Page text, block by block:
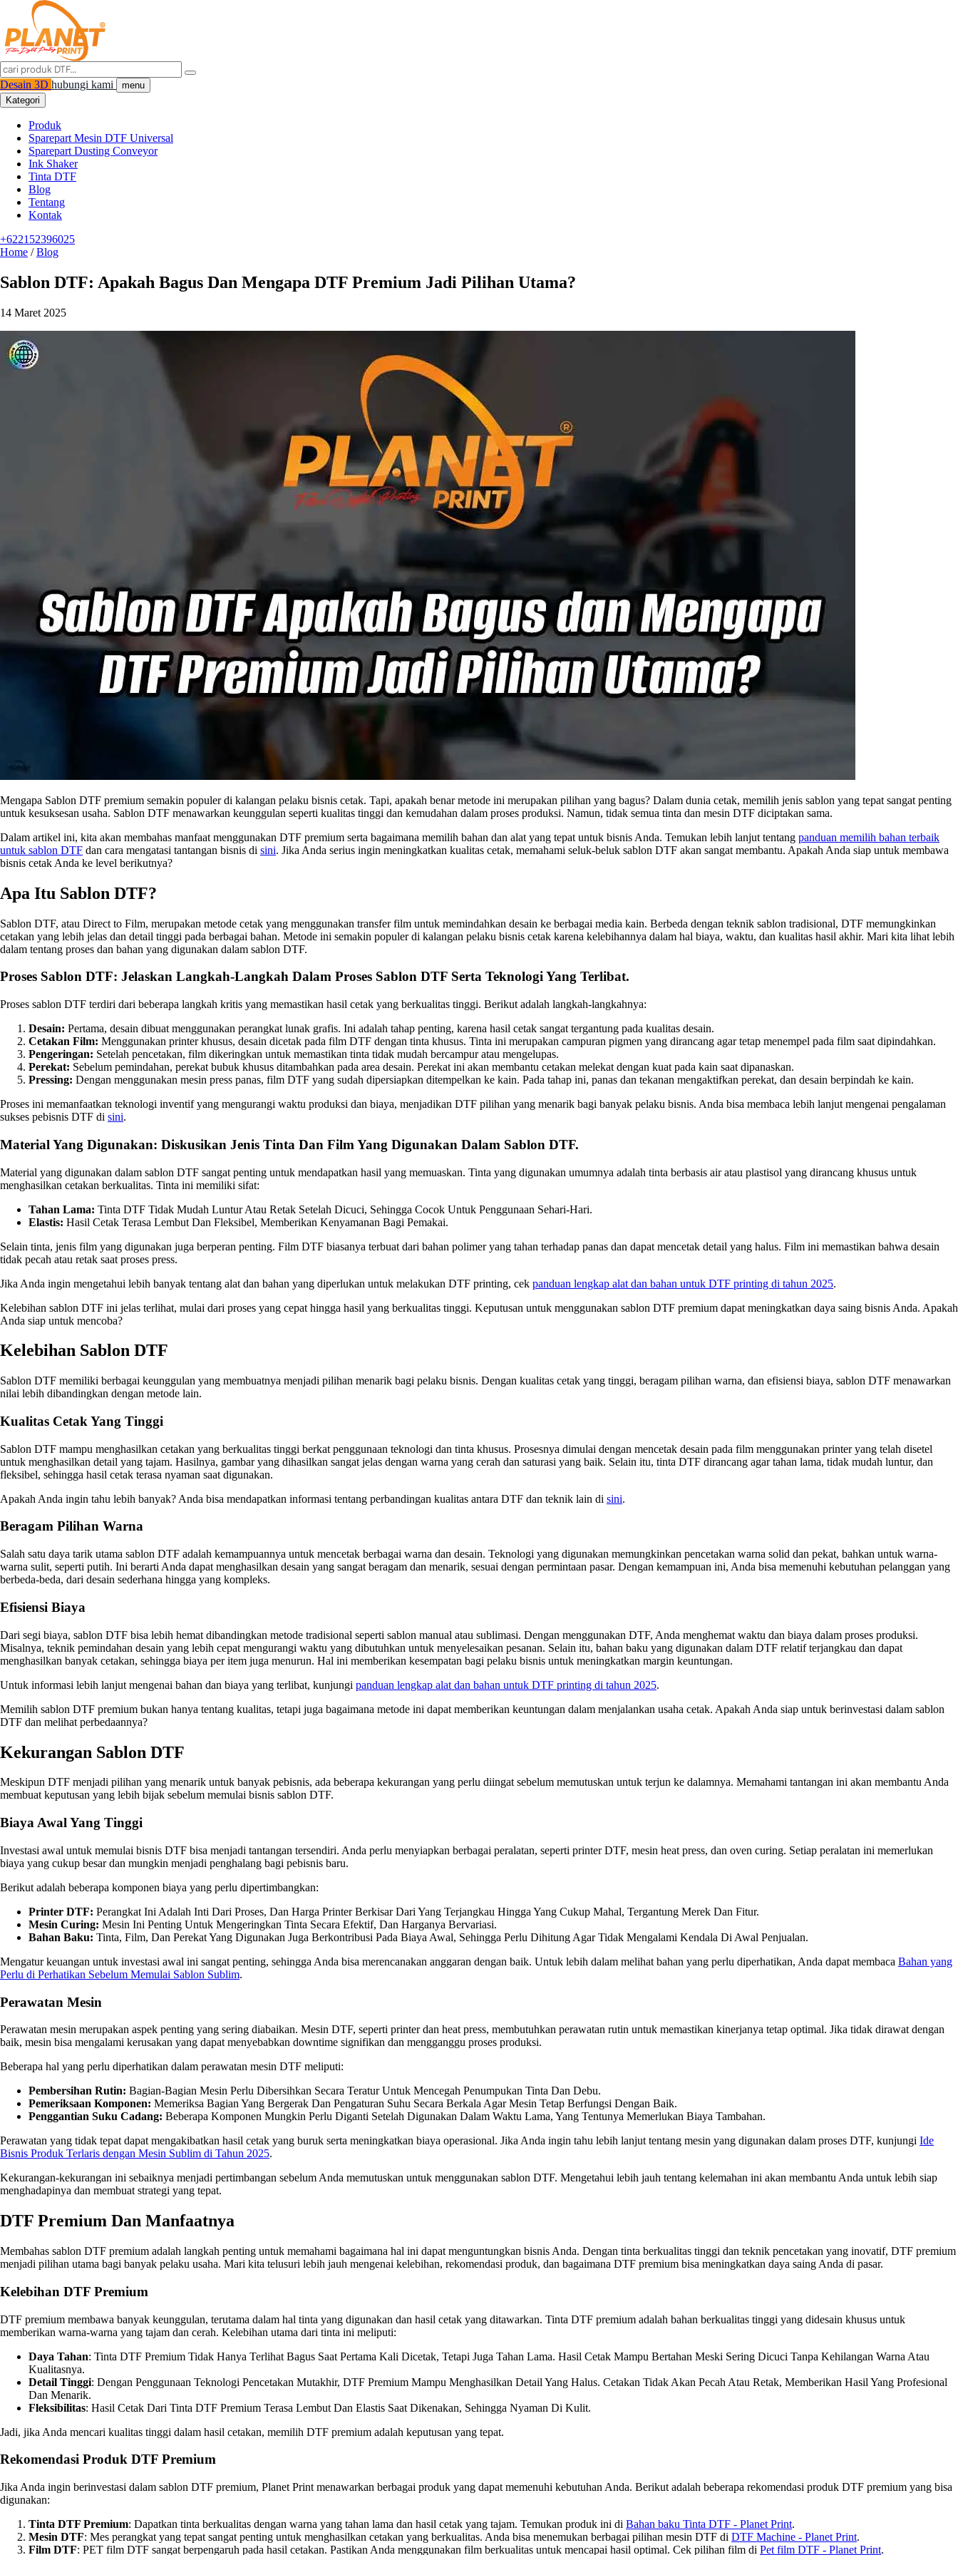
Desain 3D hubungi kami
menu
Kategori
Produk
Sparepart Mesin DTF Universal
Sparepart Dusting Conveyor
Ink Shaker
Tinta DTF
Blog
Tentang
Kontak
+622152396025
Home /Blog
Sablon DTF: Apakah Bagus Dan Mengapa DTF Premium Jadi Pilihan Utama?
14 Maret 2025
Mengapa Sablon DTF premium semakin populer di kalangan pelaku bisnis cetak. Tapi, apakah benar metode ini merupakan pilihan yang bagus? Dalam dunia cetak, memilih jenis sablon yang tepat sangat penting
untuk kesuksesan usaha. Sablon DTF menawarkan keunggulan seperti kualitas tinggi dan kemudahan dalam proses produksi. Namun, tidak semua tinta dan mesin DTF diciptakan sama.
Dalam artikel ini, kita akan membahas manfaat menggunakan DTF premium serta bagaimana memilih bahan dan alat yang tepat untuk bisnis Anda. Temukan lebih lanjut tentang panduan memilih bahan terbaik
untuk sablon DTF dan cara mengatasi tantangan bisnis di sini. Jika Anda serius ingin meningkatkan kualitas cetak, memahami seluk-beluk sablon DTF akan sangat membantu. Apakah Anda siap untuk membawa
bisnis cetak Anda ke level berikutnya?
Apa Itu Sablon DTF?
Sablon DTF, atau Direct to Film, merupakan metode cetak yang menggunakan transfer film untuk memindahkan desain ke berbagai media kain. Berbeda dengan teknik sablon tradisional, DTF memungkinkan
cetakan yang lebih jelas dan detail tinggi pada berbagai bahan. Metode ini semakin populer di kalangan pelaku bisnis cetak karena kelebihannya dalam hal biaya, waktu, dan kualitas hasil akhir. Mari kita lihat lebih
dalam tentang proses dan bahan yang digunakan dalam sablon DTF.
Proses Sablon DTF: Jelaskan Langkah-Langkah Dalam Proses Sablon DTF Serta Teknologi Yang Terlibat.
Proses sablon DTF terdiri dari beberapa langkah kritis yang memastikan hasil cetak yang berkualitas tinggi. Berikut adalah langkah-langkahnya:
Desain: Pertama, desain dibuat menggunakan perangkat lunak grafis. Ini adalah tahap penting, karena hasil cetak sangat tergantung pada kualitas desain.
Cetakan Film: Menggunakan printer khusus, desain dicetak pada film DTF dengan tinta khusus. Tinta ini merupakan campuran pigmen yang dirancang agar tetap menempel pada film saat dipindahkan.
Pengeringan: Setelah pencetakan, film dikeringkan untuk memastikan tinta tidak mudah bercampur atau mengelupas.
Perekat: Sebelum pemindahan, perekat bubuk khusus ditambahkan pada area desain. Perekat ini akan membantu cetakan melekat dengan kuat pada kain saat dipanaskan.
Pressing: Dengan menggunakan mesin press panas, film DTF yang sudah dipersiapkan ditempelkan ke kain. Pada tahap ini, panas dan tekanan mengaktifkan perekat, dan desain berpindah ke kain.
Proses ini memanfaatkan teknologi inventif yang mengurangi waktu produksi dan biaya, menjadikan DTF pilihan yang menarik bagi banyak pelaku bisnis. Anda bisa membaca lebih lanjut mengenai pengalaman
sukses pebisnis DTF di sini.
Material Yang Digunakan: Diskusikan Jenis Tinta Dan Film Yang Digunakan Dalam Sablon DTF.
Material yang digunakan dalam sablon DTF sangat penting untuk mendapatkan hasil yang memuaskan. Tinta yang digunakan umumnya adalah tinta berbasis air atau plastisol yang dirancang khusus untuk
menghasilkan cetakan berkualitas. Tinta ini memiliki sifat:
Tahan Lama: Tinta DTF Tidak Mudah Luntur Atau Retak Setelah Dicuci, Sehingga Cocok Untuk Penggunaan Sehari-Hari.
Elastis: Hasil Cetak Terasa Lembut Dan Fleksibel, Memberikan Kenyamanan Bagi Pemakai.
Selain tinta, jenis film yang digunakan juga berperan penting. Film DTF biasanya terbuat dari bahan polimer yang tahan terhadap panas dan dapat mencetak detail yang halus. Film ini memastikan bahwa desain
tidak pecah atau retak saat proses press.
Jika Anda ingin mengetahui lebih banyak tentang alat dan bahan yang diperlukan untuk melakukan DTF printing, cek panduan lengkap alat dan bahan untuk DTF printing di tahun 2025.
Kelebihan sablon DTF ini jelas terlihat, mulai dari proses yang cepat hingga hasil yang berkualitas tinggi. Keputusan untuk menggunakan sablon DTF premium dapat meningkatkan daya saing bisnis Anda. Apakah
Anda siap untuk mencoba?
Kelebihan Sablon DTF
Sablon DTF memiliki berbagai keunggulan yang membuatnya menjadi pilihan menarik bagi pelaku bisnis. Dengan kualitas cetak yang tinggi, beragam pilihan warna, dan efisiensi biaya, sablon DTF menawarkan
nilai lebih dibandingkan dengan metode lain.
Kualitas Cetak Yang Tinggi
Sablon DTF mampu menghasilkan cetakan yang berkualitas tinggi berkat penggunaan teknologi dan tinta khusus. Prosesnya dimulai dengan mencetak desain pada film menggunakan printer yang telah disetel
untuk menghasilkan detail yang tajam. Hasilnya, gambar yang dihasilkan sangat jelas dengan warna yang cerah dan saturasi yang baik. Selain itu, tinta DTF dirancang agar tahan lama, tidak mudah luntur, dan
fleksibel, sehingga hasil cetak terasa nyaman saat digunakan.
Apakah Anda ingin tahu lebih banyak? Anda bisa mendapatkan informasi tentang perbandingan kualitas antara DTF dan teknik lain di sini.
Beragam Pilihan Warna
Salah satu daya tarik utama sablon DTF adalah kemampuannya untuk mencetak berbagai warna dan desain. Teknologi yang digunakan memungkinkan pencetakan warna solid dan pekat, bahkan untuk warna-
warna sulit, seperti putih. Ini berarti Anda dapat menghasilkan desain yang sangat beragam dan menarik, sesuai dengan permintaan pasar. Dengan kemampuan ini, Anda bisa memenuhi kebutuhan pelanggan yang
berbeda-beda, dari desain sederhana hingga yang kompleks.
Efisiensi Biaya
Dari segi biaya, sablon DTF bisa lebih hemat dibandingkan metode tradisional seperti sablon manual atau sublimasi. Dengan menggunakan DTF, Anda menghemat waktu dan biaya dalam proses produksi.
Misalnya, teknik pemindahan desain yang lebih cepat mengurangi waktu yang dibutuhkan untuk menyelesaikan pesanan. Selain itu, bahan baku yang digunakan dalam DTF relatif terjangkau dan dapat
menghasilkan banyak cetakan, sehingga biaya per item juga menurun. Hal ini memberikan kesempatan bagi pelaku bisnis untuk meningkatkan margin keuntungan.
Untuk informasi lebih lanjut mengenai bahan dan biaya yang terlibat, kunjungi panduan lengkap alat dan bahan untuk DTF printing di tahun 2025.
Memilih sablon DTF premium bukan hanya tentang kualitas, tetapi juga bagaimana metode ini dapat memberikan keuntungan dalam menjalankan usaha cetak. Apakah Anda siap untuk berinvestasi dalam sablon
DTF dan melihat perbedaannya?
Kekurangan Sablon DTF
Meskipun DTF menjadi pilihan yang menarik untuk banyak pebisnis, ada beberapa kekurangan yang perlu diingat sebelum memutuskan untuk terjun ke dalamnya. Memahami tantangan ini akan membantu Anda
membuat keputusan yang lebih bijak sebelum memulai bisnis sablon DTF.
Biaya Awal Yang Tinggi
Investasi awal untuk memulai bisnis DTF bisa menjadi tantangan tersendiri. Anda perlu menyiapkan berbagai peralatan, seperti printer DTF, mesin heat press, dan oven curing. Setiap peralatan ini memerlukan
biaya yang cukup besar dan mungkin menjadi penghalang bagi pebisnis baru.
Berikut adalah beberapa komponen biaya yang perlu dipertimbangkan:
Printer DTF: Perangkat Ini Adalah Inti Dari Proses, Dan Harga Printer Berkisar Dari Yang Terjangkau Hingga Yang Cukup Mahal, Tergantung Merek Dan Fitur.
Mesin Curing: Mesin Ini Penting Untuk Mengeringkan Tinta Secara Efektif, Dan Harganya Bervariasi.
Bahan Baku: Tinta, Film, Dan Perekat Yang Digunakan Juga Berkontribusi Pada Biaya Awal, Sehingga Perlu Dihitung Agar Tidak Mengalami Kendala Di Awal Penjualan.
Mengatur keuangan untuk investasi awal ini sangat penting, sehingga Anda bisa merencanakan anggaran dengan baik. Untuk lebih dalam melihat bahan yang perlu diperhatikan, Anda dapat membaca Bahan yang
Perlu di Perhatikan Sebelum Memulai Sablon Sublim.
Perawatan Mesin
Perawatan mesin merupakan aspek penting yang sering diabaikan. Mesin DTF, seperti printer dan heat press, membutuhkan perawatan rutin untuk memastikan kinerjanya tetap optimal. Jika tidak dirawat dengan
baik, mesin bisa mengalami kerusakan yang dapat menyebabkan downtime signifikan dan mengganggu proses produksi.
Beberapa hal yang perlu diperhatikan dalam perawatan mesin DTF meliputi:
Pembersihan Rutin: Bagian-Bagian Mesin Perlu Dibersihkan Secara Teratur Untuk Mencegah Penumpukan Tinta Dan Debu.
Pemeriksaan Komponen: Memeriksa Bagian Yang Bergerak Dan Pengaturan Suhu Secara Berkala Agar Mesin Tetap Berfungsi Dengan Baik.
Penggantian Suku Cadang: Beberapa Komponen Mungkin Perlu Diganti Setelah Digunakan Dalam Waktu Lama, Yang Tentunya Memerlukan Biaya Tambahan.
Perawatan yang tidak tepat dapat mengakibatkan hasil cetak yang buruk serta meningkatkan biaya operasional. Jika Anda ingin tahu lebih lanjut tentang mesin yang digunakan dalam proses DTF, kunjungi Ide
Bisnis Produk Terlaris dengan Mesin Sublim di Tahun 2025.
Kekurangan-kekurangan ini sebaiknya menjadi pertimbangan sebelum Anda memutuskan untuk menggunakan sablon DTF. Mengetahui lebih jauh tentang kelemahan ini akan membantu Anda untuk lebih siap
menghadapinya dan membuat strategi yang tepat.
DTF Premium Dan Manfaatnya
Membahas sablon DTF premium adalah langkah penting untuk memahami bagaimana hal ini dapat menguntungkan bisnis Anda. Dengan tinta berkualitas tinggi dan teknik pencetakan yang inovatif, DTF premium
menjadi pilihan utama bagi banyak pelaku usaha. Mari kita telusuri lebih jauh mengenai kelebihan, rekomendasi produk, dan bagaimana DTF premium bisa meningkatkan daya saing Anda di pasar.
Kelebihan DTF Premium
DTF premium membawa banyak keunggulan, terutama dalam hal tinta yang digunakan dan hasil cetak yang ditawarkan. Tinta DTF premium adalah bahan berkualitas tinggi yang didesain khusus untuk
memberikan warna-warna yang tajam dan cerah. Kelebihan utama dari tinta ini meliputi:
Daya Tahan: Tinta DTF Premium Tidak Hanya Terlihat Bagus Saat Pertama Kali Dicetak, Tetapi Juga Tahan Lama. Hasil Cetak Mampu Bertahan Meski Sering Dicuci Tanpa Kehilangan Warna Atau
Kualitasnya.
Detail Tinggi: Dengan Penggunaan Teknologi Pencetakan Mutakhir, DTF Premium Mampu Menghasilkan Detail Yang Halus. Cetakan Tidak Akan Pecah Atau Retak, Memberikan Hasil Yang Profesional
Dan Menarik.
Fleksibilitas: Hasil Cetak Dari Tinta DTF Premium Terasa Lembut Dan Elastis Saat Dikenakan, Sehingga Nyaman Di Kulit.
Jadi, jika Anda mencari kualitas tinggi dalam hasil cetakan, memilih DTF premium adalah keputusan yang tepat.
Rekomendasi Produk DTF Premium
Jika Anda ingin berinvestasi dalam sablon DTF premium, Planet Print menawarkan berbagai produk yang dapat memenuhi kebutuhan Anda. Berikut adalah beberapa rekomendasi produk DTF premium yang bisa
digunakan:
Tinta DTF Premium: Dapatkan tinta berkualitas dengan warna yang tahan lama dan hasil cetak yang tajam. Temukan produk ini di Bahan baku Tinta DTF - Planet Print.
Mesin DTF: Mes perangkat yang tepat sangat penting untuk menghasilkan cetakan yang berkualitas. Anda bisa menemukan berbagai pilihan mesin DTF di DTF Machine - Planet Print.
Film DTF: PET film DTF sangat berpengaruh pada hasil cetakan. Pastikan Anda menggunakan film berkualitas untuk mencapai hasil optimal. Cek pilihan film di Pet film DTF - Planet Print.